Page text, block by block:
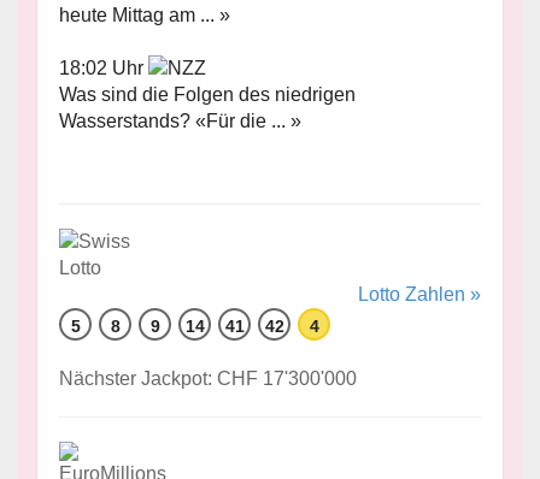
heute Mittag am ... »
18:02 Uhr
Was sind die Folgen des niedrigen
Wasserstands? «Für die ... »
Lotto Zahlen »
5 8 9 14 41 42 4
Nächster Jackpot: CHF 17'300'000